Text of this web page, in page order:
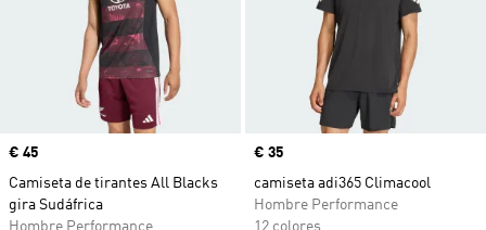
Precio
€ 45
Camiseta de tirantes All Blacks
gira Sudáfrica
Hombre Performance
Precio
€ 35
camiseta adi365 Climacool
Hombre Performance
12 colores